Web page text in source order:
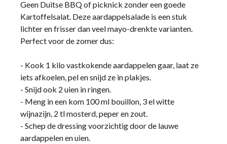
Geen Duitse BBQ of picknick zonder een goede
Kartoffelsalat. Deze aardappelsalade is een stuk
lichter en frisser dan veel mayo-drenkte varianten.
Perfect voor de zomer dus:
- Kook 1 kilo vastkokende aardappelen gaar, laat ze
iets afkoelen, pel en snijd ze in plakjes.
- Snijd ook 2 uien in ringen.
- Meng in een kom 100 ml bouillon, 3 el witte
wijnazijn, 2 tl mosterd, peper en zout.
- Schep de dressing voorzichtig door de lauwe
aardappelen en uien.